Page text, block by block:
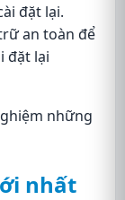
đặt lại.
an toàn để
đặt lại
những
nhất